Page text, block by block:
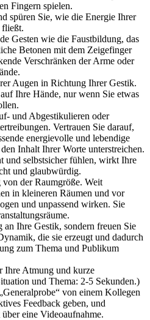
Fingern spielen.
spüren Sie, wie die Energie Ihrer
fließt.
Gesten wie die Faustbildung, das
Betonen mit dem Zeigefinger
Verschränken der Arme oder
Augen in Richtung Ihrer Gestik.
Ihre Hände, nur wenn Sie etwas
und Abgestikulieren oder
Vertrauen Sie darauf,
energievolle und lebendige
Inhalt Ihrer Worte unterstreichen.
und selbstsicher fühlen, wirkt Ihre
und glaubwürdig.
der Raumgröße. Weit
in kleineren Räumen und vor
und unpassend wirken. Sie
an Ihre Gestik, sondern freuen Sie
die sie erzeugt und dadurch
zum Thema und Publikum
Ihre Atmung und kurze
und Thema: 2-5 Sekunden.)
von einem Kollegen
Feedback geben, und
eine Videoaufnahme.